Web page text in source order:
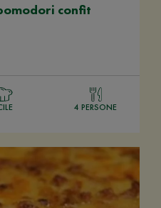
confit
4 PERSONE